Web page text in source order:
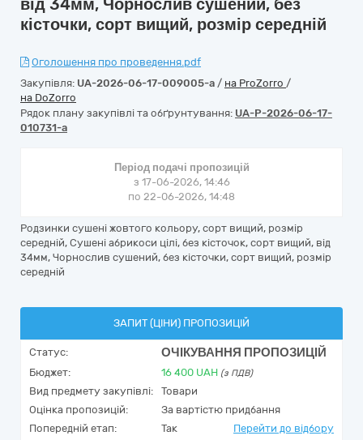
від 34мм, Чорнослив сушений, без
кісточки, сорт вищий, розмір середній
Оголошення про проведення.pdf
Закупівля: UA-2026-06-17-009005-a / на ProZorro /
на DoZorro
Рядок плану закупівлі та обґрунтування: UA-P-2026-06-17-
010731-a
Період подачі пропозицій
з 17-06-2026, 14:46
по 22-06-2026, 14:48
Родзинки сушені жовтого кольору, сорт вищий, розмір
середній, Сушені абрикоси цілі, без кісточок, сорт вищий, від
34мм, Чорнослив сушений, без кісточки, сорт вищий, розмір
середній
ЗАПИТ (ЦІНИ) ПРОПОЗИЦІЙ
Статус: ОЧІКУВАННЯ ПРОПОЗИЦІЙ
Бюджет: 16 400 UAH (з ПДВ)
Вид предмету закупівлі:
Товари
Оцінка пропозицій:
За вартістю придбання
Попередній етап:
Так Перейти до відбору